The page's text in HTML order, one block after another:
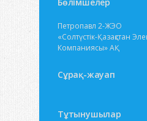
Петропавл 2-ЖЭО
«Солтүстік-Қазақстан
Компаниясы» АҚ
Сұрақ-жауап
Тұтынушылар